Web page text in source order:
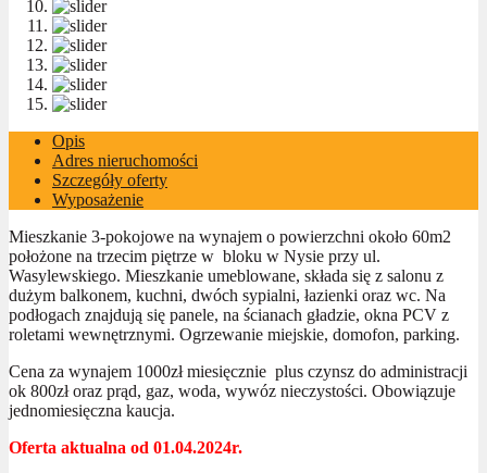
Opis
Adres nieruchomości
Szczegóły oferty
Wyposażenie
Mieszkanie 3-pokojowe na wynajem o powierzchni około 60m2
położone na trzecim piętrze w bloku w Nysie przy ul.
Wasylewskiego. Mieszkanie umeblowane, składa się z salonu z
dużym balkonem, kuchni, dwóch sypialni, łazienki oraz wc. Na
podłogach znajdują się panele, na ścianach gładzie, okna PCV z
roletami wewnętrznymi. Ogrzewanie miejskie, domofon, parking.
Cena za wynajem 1000zł miesięcznie plus czynsz do administracji
ok 800zł oraz prąd, gaz, woda, wywóz nieczystości. Obowiązuje
jednomiesięczna kaucja.
Oferta aktualna od 01.04.2024r.